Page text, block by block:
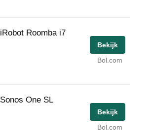
iRobot Roomba i7
Bekijk
Bol.com
Sonos One SL
Bekijk
Bol.com